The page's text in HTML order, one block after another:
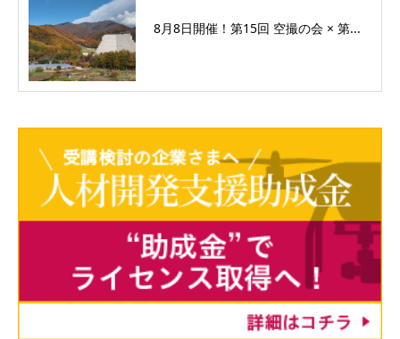
8月8日開催！第15回 空撮の会 × 第...